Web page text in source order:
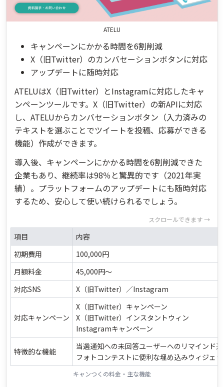
ATELU
キャンペーンにかかる時間を6割削減
X（旧Twitter）のカンバセーションボタンに対応
アップデートに随時対応
ATELUはX（旧Twitter）とInstagramに対応したキャ
ンペーンツールです。X（旧Twitter）の新APIに対応
し、ATELUからカンバセーションボタン（入力済みの
テキストを選ぶことでツイートを投稿、応募ができる
機能）作成ができます。
導入後、キャンペーンにかかる時間を6割削減できた
企業もあり、継続率は98％と驚異的です（2021年実
績）。プラットフォームのアップデートにも随時対応
するため、安心して使い続けられるでしょう。
スクロールできます →
項目
内容
初期費用
100,000円
月額料金
45,000円～
対応SNS
X（旧Twitter）／Instagram
対応キャンペーン
X（旧Twitter）キャンペーン
X（旧Twitter）インスタントウィン
Instagramキャンペーン
特徴的な機能
当選通知への未回答ユーザーへのリマインド
フォトコンテストに便利な埋め込みウィジェ
キャンつくの料金・主な機能